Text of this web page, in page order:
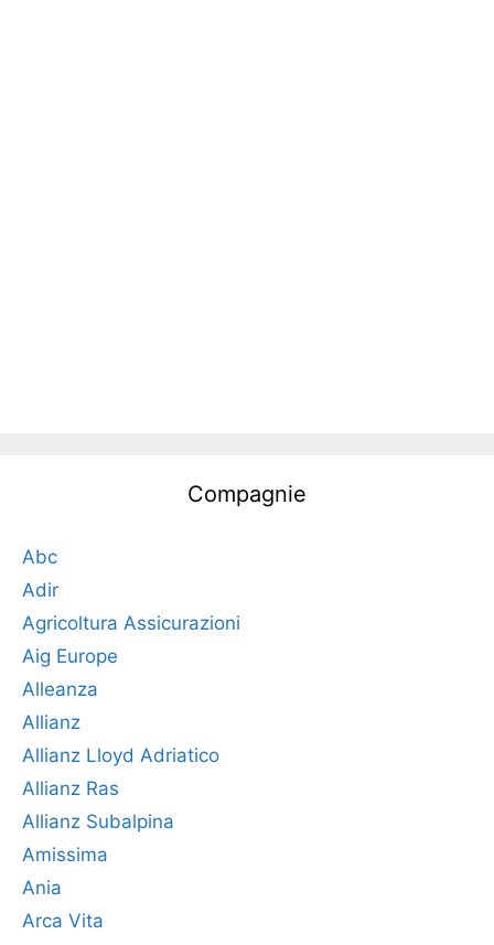
Compagnie
Abc
Adir
Agricoltura Assicurazioni
Aig Europe
Alleanza
Allianz
Allianz Lloyd Adriatico
Allianz Ras
Allianz Subalpina
Amissima
Ania
Arca Vita